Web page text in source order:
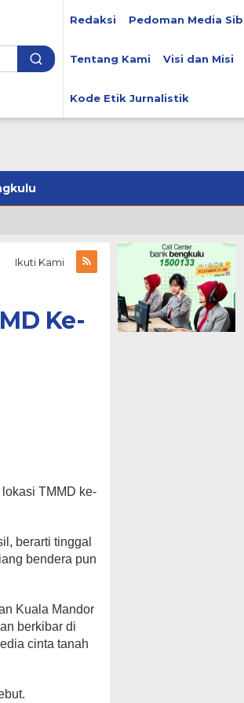
Redaksi Pedoman Media
Tentang Kami Visi dan Misi
Kode Etik Jurnalistik
Ikuti Kami
Ke-
TMMD ke-
berarti tinggal
bendera pun
Kuala Mandor
berkibar di
cinta tanah